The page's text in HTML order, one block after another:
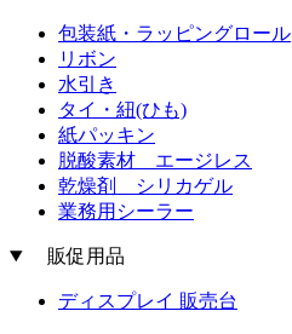
包装紙・ラッピングロール
リボン
水引き
タイ・紐(ひも)
紙パッキン
脱酸素材 エージレス
乾燥剤 シリカゲル
業務用シーラー
販促用品
ディスプレイ 販売台